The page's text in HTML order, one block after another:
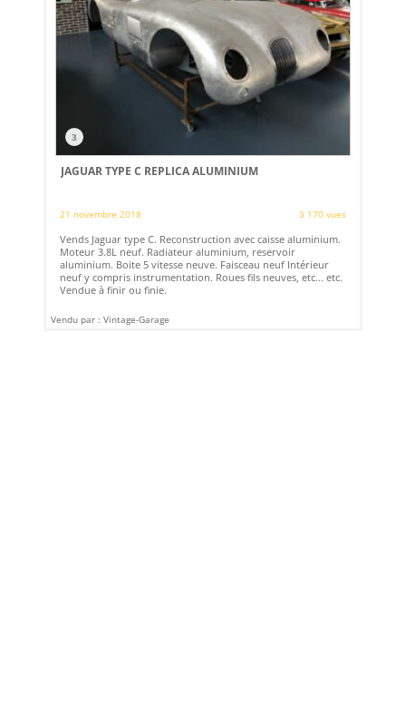
3
JAGUAR TYPE C REPLICA ALUMINIUM
21 novembre 2018 3 170 vues
Vends Jaguar type C. Reconstruction avec caisse aluminium.
Moteur 3.8L neuf. Radiateur aluminium, reservoir
aluminium. Boite 5 vitesse neuve. Faisceau neuf Intérieur
neuf y compris instrumentation. Roues fils neuves, etc... etc.
Vendue à finir ou finie.
Vendu par : Vintage-Garage